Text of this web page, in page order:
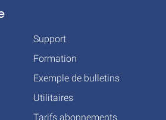
Support
Formation
Exemple de bulletins
Utilitaires
Tarifs abonnements